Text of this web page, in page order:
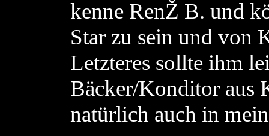
kenne RenŽ B. und
Star zu sein und von
Letzteres sollte ihm
Bäcker/Konditor aus
natürlich auch in